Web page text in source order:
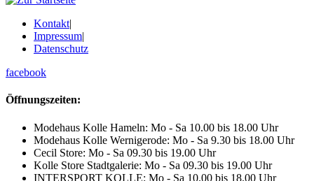
Kontakt|
Impressum|
Datenschutz
facebook
Öffnungszeiten:
Modehaus Kolle Hameln: Mo - Sa 10.00 bis 18.00 Uhr
Modehaus Kolle Wernigerode: Mo - Sa 9.30 bis 18.00 Uhr
Cecil Store: Mo - Sa 09.30 bis 19.00 Uhr
Kolle Store Stadtgalerie: Mo - Sa 09.30 bis 19.00 Uhr
INTERSPORT KOLLE: Mo - Sa 10.00 bis 18.00 Uhr